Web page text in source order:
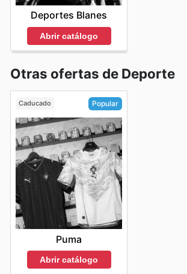
Deportes Blanes
Abrir catálogo
Otras ofertas de Deporte
Caducado Popular
Puma
Abrir catálogo